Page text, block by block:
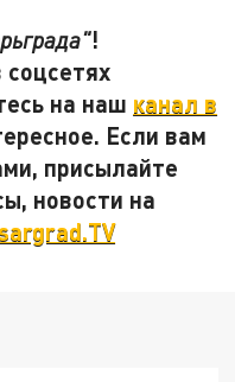
!
на наш канал в
Если вам
присылайте
новости на